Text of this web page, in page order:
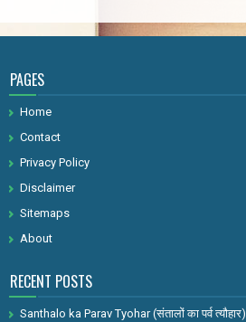
PAGES
Home
Contact
Privacy Policy
Disclaimer
Sitemaps
About
RECENT POSTS
Santhalo ka Parav Tyohar (संतालों का पर्व त्यौहार)